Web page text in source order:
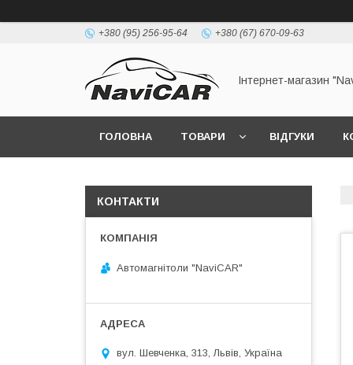
+380 (95) 256-95-64 +380 (67) 670-09-63
Інтернет-магазин
ГОЛОВНА ТОВАРИ ВІДГУКИ
КОНТАКТИ
Автомагнітоли "NaviCAR"
вул. Шевченка, 313, Львів, Україна